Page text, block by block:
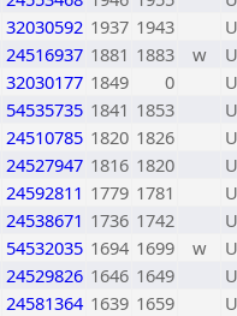
32030592 1937 1943
24516937 1881 1883 w
32030177 1849 0
54535735 1841 1853
24510785 1820 1826
24527947 1816 1820
24592811 1779 1781
24538671 1736 1742
54532035 1694 1699 w
24529826 1646 1649
24581364 1639 1659